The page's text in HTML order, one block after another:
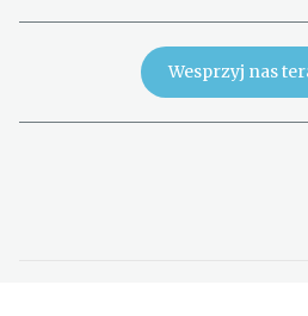
Wesprzyj nas